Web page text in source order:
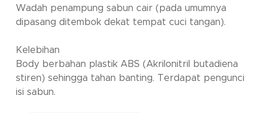
Wadah penampung sabun cair (pada umumnya
dipasang ditembok dekat tempat cuci tangan).
Kelebihan
Body berbahan plastik ABS (Akrilonitril butadiena
stiren) sehingga tahan banting. Terdapat pengunci
isi sabun.